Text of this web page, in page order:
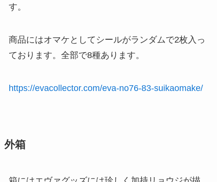
す。
商品にはオマケとしてシールがランダムで2枚入っ
ております。全部で8種あります。
https://evacollector.com/eva-no76-83-suikaomake/
外箱